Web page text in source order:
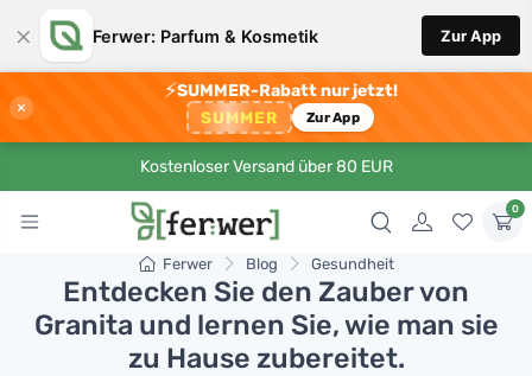
× Ferwer: Parfum & Kosmetik Zur App
×
⚡SUMMER-Rabatt nur jetzt!
SUMMER Zur App
Kostenloser Versand über 80 EUR
0
Ferwer Blog Gesundheit
Entdecken Sie den Zauber von
Granita und lernen Sie, wie man sie
zu Hause zubereitet.